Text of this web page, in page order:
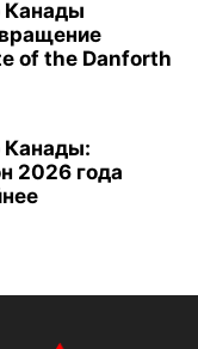
Канады
of the Danforth
Канады:
2026 года